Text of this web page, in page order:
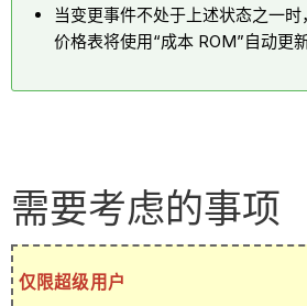
当变更事件不处于上述状态之一
价格表将使用“成本 ROM”自动更新
需要考虑的事项
仅限超级用户